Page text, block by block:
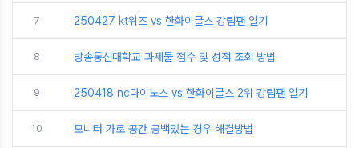
7 250427 kt위즈 vs 한화이글스 강팀팬 일기
8 방송통신대학교 과제물 점수 및 성적 조회 방법
9 250418 nc다이노스 vs 한화이글스 2위 강팀팬 일기
10 모니터 가로 공간 공백있는 경우 해결방법